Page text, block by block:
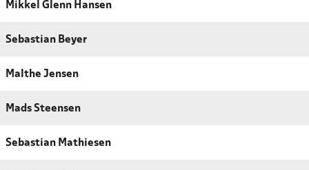
Mikkel Glenn Hansen
Sebastian Beyer
Malthe Jensen
Mads Steensen
Sebastian Mathiesen